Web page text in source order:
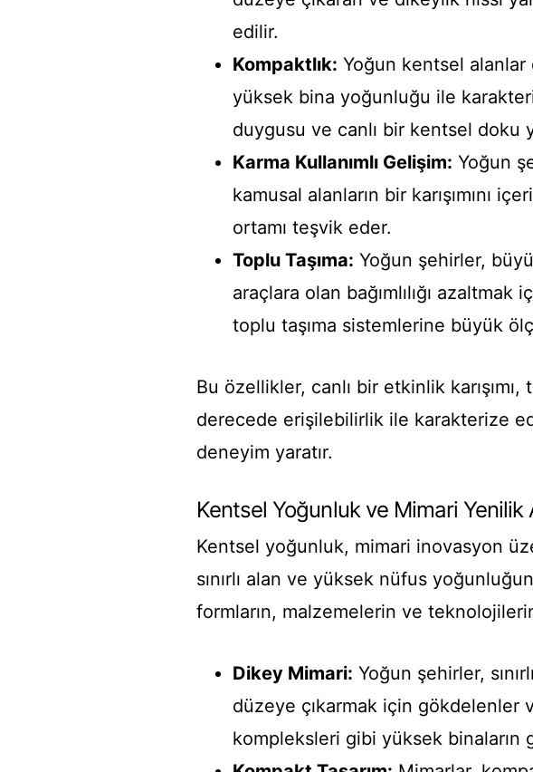
edilir.
Kompaktlık: Yoğun kentsel
yüksek bina yoğunluğu ile
duygusu ve canlı bir kentsel doku
Karma Kullanımlı Gelişim: Yoğun
kamusal alanların bir karışımını
ortamı teşvik eder.
Toplu Taşıma: Yoğun şehirler,
araçlara olan bağımlılığı
toplu taşıma sistemlerine büyük
Bu özellikler, canlı bir etkinlik
derecede erişilebilirlik ile karakterize
deneyim yaratır.
Kentsel Yoğunluk ve Mimari Yenilik
Kentsel yoğunluk, mimari inovasyon
sınırlı alan ve yüksek nüfus
formların, malzemelerin ve
Dikey Mimari: Yoğun şehirler,
düzeye çıkarmak için gökdelenler
kompleksleri gibi yüksek binaların